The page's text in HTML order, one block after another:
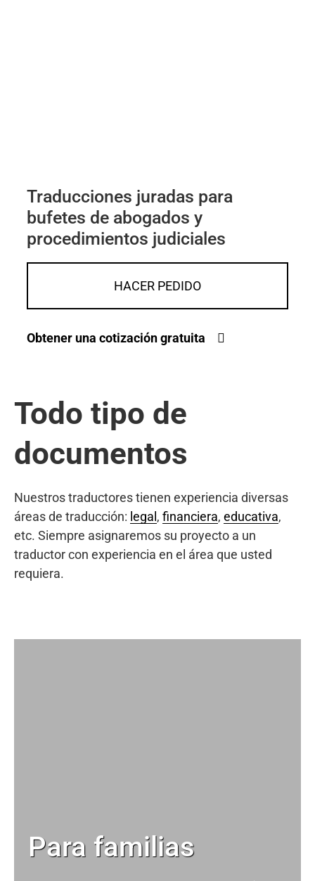
Traducciones juradas para
bufetes de abogados y
procedimientos judiciales
HACER PEDIDO
Obtener una cotización gratuita
Todo tipo de
documentos
Nuestros traductores tienen experiencia diversas
áreas de traducción: legal , financiera, educativa,
etc. Siempre asignaremos su proyecto a un
traductor con experiencia en el área que usted
requiera.
Para familias